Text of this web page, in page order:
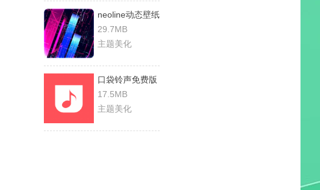
neoline动态壁纸
手机正版
29.7MB
主题美化
口袋铃声免费版
17.5MB
主题美化